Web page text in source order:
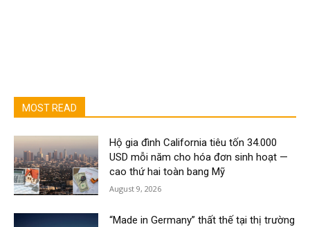
MOST READ
Hộ gia đình California tiêu tốn 34.000
USD mỗi năm cho hóa đơn sinh hoạt —
cao thứ hai toàn bang Mỹ
August 9, 2026
“Made in Germany” thất thế tại thị trường